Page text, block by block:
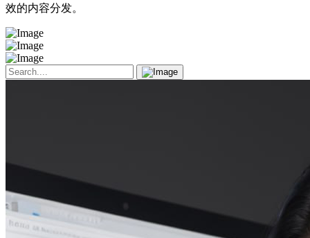
效的内容分发。